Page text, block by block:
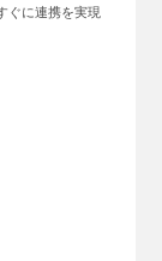
ぐに連携を実現